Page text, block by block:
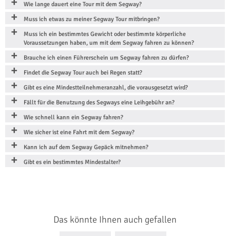
Wie lange dauert eine Tour mit dem Segway?
Muss ich etwas zu meiner Segway Tour mitbringen?
Muss ich ein bestimmtes Gewicht oder bestimmte körperliche
Voraussetzungen haben, um mit dem Segway fahren zu können?
Brauche ich einen Führerschein um Segway fahren zu dürfen?
Findet die Segway Tour auch bei Regen statt?
Gibt es eine Mindestteilnehmeranzahl, die vorausgesetzt wird?
Fällt für die Benutzung des Segways eine Leihgebühr an?
Wie schnell kann ein Segway fahren?
Wie sicher ist eine Fahrt mit dem Segway?
Kann ich auf dem Segway Gepäck mitnehmen?
Gibt es ein bestimmtes Mindestalter?
Das könnte Ihnen auch gefallen